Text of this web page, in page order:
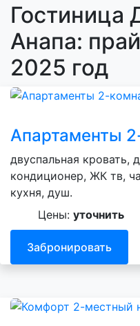
Гостиница
Анапа:
2025 год
Апартаменты
двуспальная кровать,
кондиционер, ЖК тв,
кухня, душ.
Цены: уточнить
Забронировать